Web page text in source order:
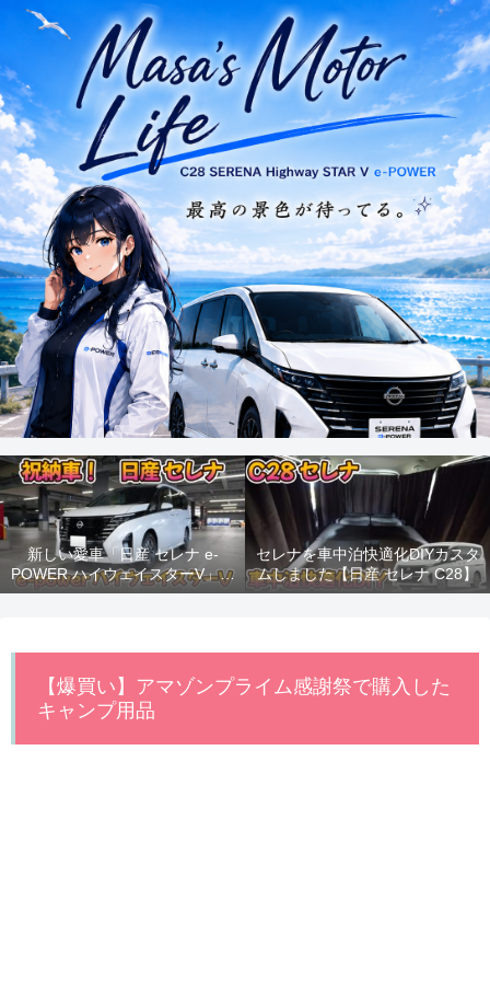
新しい愛車「日産 セレナ e-
POWER ハイウェイスターV」納
車！
セレナを車中泊快適化DIYカスタ
ムしました【日産 セレナ C28】
【爆買い】アマゾンプライム感謝祭で購入した
キャンプ用品